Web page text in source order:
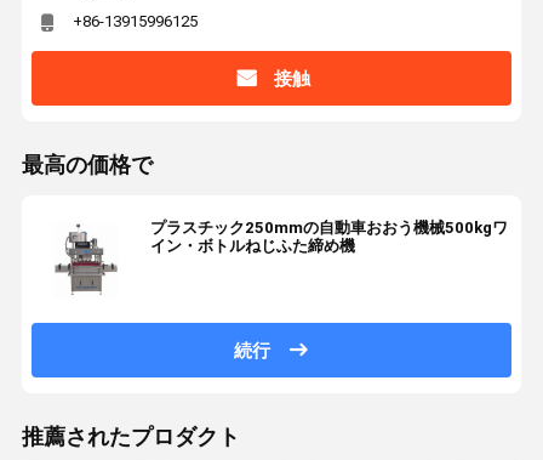
+86-13915996125
接触
最高の価格で
プラスチック250mmの自動車おおう機械500kgワ
イン・ボトルねじふた締め機
続行
推薦されたプロダクト